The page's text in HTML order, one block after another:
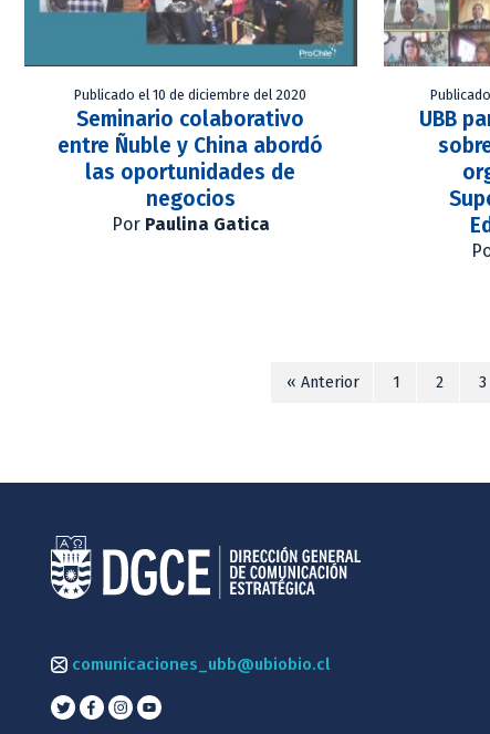
Publicado el 10 de diciembre del 2020
Seminario colaborativo
entre Ñuble y China abordó
las oportunidades de
negocios
Por Paulina Gatica
UBB
« Anterior 1 2 3
comunicaciones_ubb@ubiobio.cl